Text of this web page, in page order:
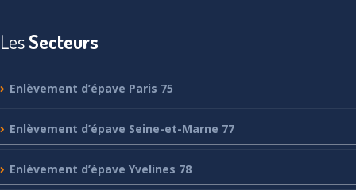
LesSecteurs
Enlèvement d’épave Paris 75
Enlèvement d’épave Seine-et-Marne 77
Enlèvement d’épave Yvelines 78